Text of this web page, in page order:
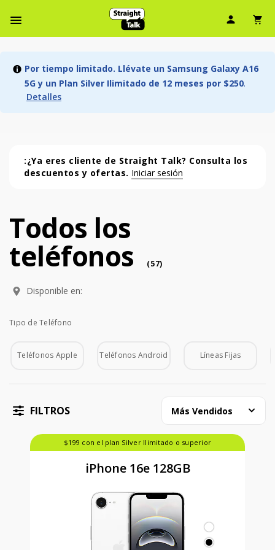
Menú de barra de navegación
Ícono
Por tiempo limitado. Llévate un Samsung Galaxy A16
5G y un Plan Silver Ilimitado de 12 meses por $250.
Detalles
:¿Ya eres cliente de Straight Talk? Consulta los
descuentos y ofertas. Iniciar sesión
Todos los teléfonos (57 phone )
Todos los
teléfonos (57)
Disponible en:
Tipo de Teléfono
Teléfonos Apple Teléfonos Android Líneas Fijas
FILTROS Más Vendidos
$199 con el plan Silver Ilimitado o superior
iPhone 16e 128GB